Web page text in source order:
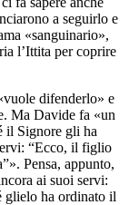
a seguirlo e
«sanguinario»,
l’Ittita per coprire
difenderlo» e
Ma Davide fa «un
il Signore gli ha
“Ecco, il figlio
Pensa, appunto,
ai suoi servi:
glielo ha ordinato il